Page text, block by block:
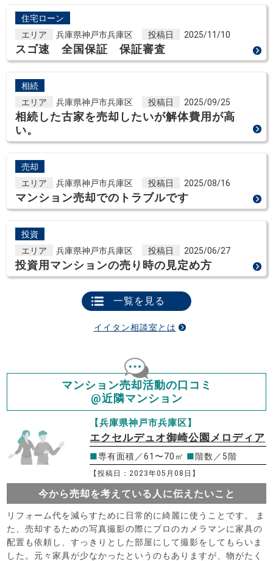
住宅ローン
エリア
兵庫県神戸市兵庫区 投稿日 2025/11/10
スゴ速 全国保証 保証審査
相続
エリア
兵庫県神戸市兵庫区 投稿日 2025/09/25
相続した古家を売却したいが解体費用が高
い。
売却
エリア
兵庫県神戸市兵庫区 投稿日 2025/08/16
マンション売却でのトラブルです
投資
エリア
兵庫県神戸市兵庫区 投稿日 2025/06/27
投資用マンションの売り時の見定め方
一覧を見る
イイタン相談室とは
マンション売却活動の口コミ
@近隣マンション
【兵庫県神戸市兵庫区】
エクセルデュオ御崎公園メロディア
■専有面積／61〜70㎡ ■階数／5階
【投稿日：2023年05月08日】
今から売却を考えている人に伝えたいこと
リフォーム代を減らすために日常的に綺麗に使うことです。 ま
た、売却するための写真撮影の際にプロのカメラマンに家具の
配置も依頼し、すっきりとした部屋にして撮影をしてもらいま
した。元々家具が少なかったというのもありますが、物がたく